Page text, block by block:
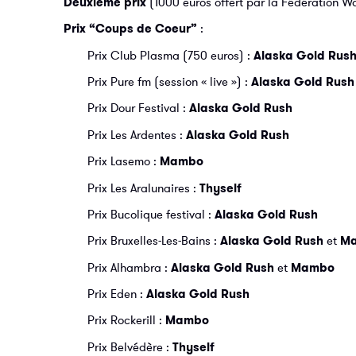
Prix “Coups de Coeur” :
Prix Club Plasma (750 euros) : Alaska Gold Rush
Prix Pure fm (session « live ») : Alaska Gold Rush
Prix Dour Festival : Alaska Gold Rush
Prix Les Ardentes : Alaska Gold Rush
Prix Lasemo : Mambo
Prix Les Aralunaires : Thyself
Prix Bucolique festival : Alaska Gold Rush
Prix Bruxelles-Les-Bains : Alaska Gold Rush et
Prix Alhambra : Alaska Gold Rush et Mambo
Prix Eden : Alaska Gold Rush
Prix Rockerill : Mambo
Prix Belvédère : Thyself